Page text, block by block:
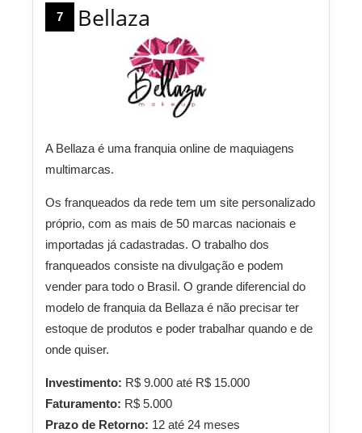
7 Bellaza
A Bellaza é uma franquia online de maquiagens
multimarcas.
Os franqueados da rede tem um site personalizado
próprio, com as mais de 50 marcas nacionais e
importadas já cadastradas. O trabalho dos
franqueados consiste na divulgação e podem
vender para todo o Brasil. O grande diferencial do
modelo de franquia da Bellaza é não precisar ter
estoque de produtos e poder trabalhar quando e de
onde quiser.
Investimento: R$ 9.000 até R$ 15.000
Faturamento: R$ 5.000
Prazo de Retorno: 12 até 24 meses